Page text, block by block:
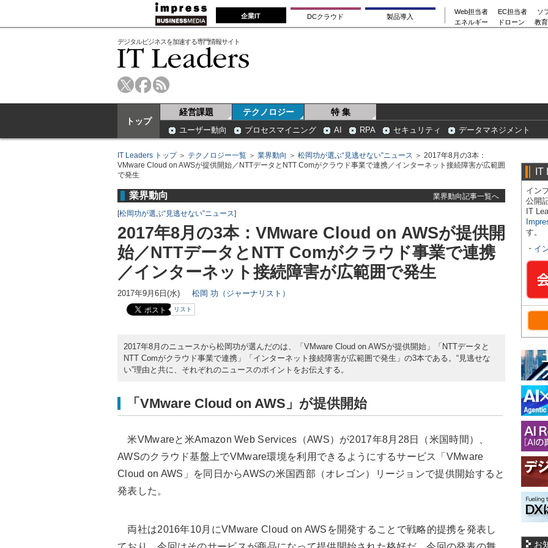
企業IT DCクラウド 製品導入
Web担当者 EC担当者
ソ
エネルギー
ドローン 教
デジタルビジネスを加速する専門情報サイト
トップ
経営課題 テクノロジー 特 集
ユーザー動向 プロセスマイニング AI RPA セキュリティ データマネジメント
IT Leaders トップ＞ テクノロジー一覧 ＞ 業界動向 ＞ 松岡功が選ぶ“見逃せない”ニュース ＞ 2017年8月の3本：
VMware Cloud on AWSが提供開始／NTTデータとNTT Comがクラウド事業で連携／インターネット接続障害が広範囲
で発生
業界動向
業界動向記事一覧へ
[松岡功が選ぶ“見逃せない”ニュース]
2017年8月の3本：VMware Cloud on AWSが提供開
始／NTTデータとNTT Comがクラウド事業で連携
／インターネット接続障害が広範囲で発生
2017年9月6日(水) 松岡 功（ジャーナリスト）
リスト
2017年8月のニュースから松岡功が選んだのは、「VMware Cloud on AWSが提供開始」「NTTデータと
NTT Comがクラウド事業で連携」「インターネット接続障害が広範囲で発生」の3本である。“見逃せな
い”理由と共に、それぞれのニュースのポイントをお伝えする。
「VMware Cloud on AWS」が提供開始
米VMwareと米Amazon Web Services（AWS）が2017年8月28日（米国時間）、
AWSのクラウド基盤上でVMware環境を利用できるようにするサービス「VMware
Cloud on AWS」を同日からAWSの米国西部（オレゴン）リージョンで提供開始すると
発表した。
両社は2016年10月にVMware Cloud on AWSを開発することで戦略的提携を発表し
IT
イン
公開
IT
す。
・ イ
お